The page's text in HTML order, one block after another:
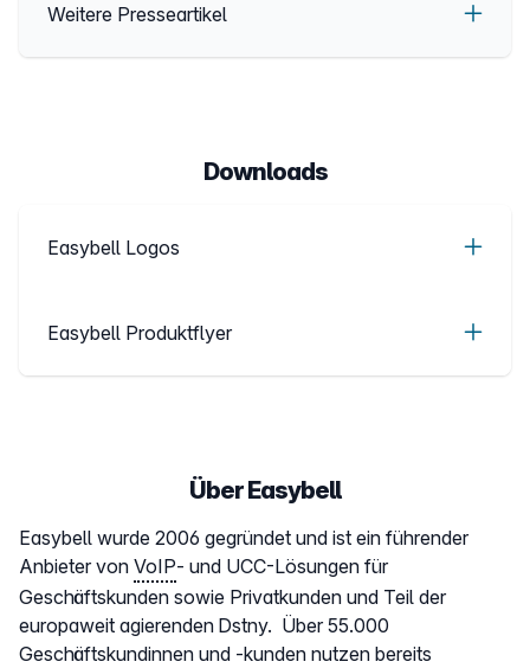
Weitere Presseartikel
Downloads
Easybell Logos
Easybell Produktflyer
Über Easybell
Easybell wurde 2006 gegründet und ist ein führender
Anbieter von VoIP- und UCC-Lösungen für
Geschäftskunden sowie Privatkunden und Teil der
europaweit agierenden Dstny. Über 55.000
Geschäftskundinnen und -kunden nutzen bereits